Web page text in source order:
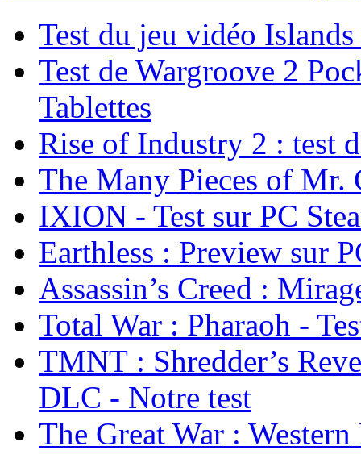
Test du jeu vidéo
Test de Wargroove 2
Tablettes
Rise of Industry 2 : test
The Many Pieces of Mr.
IXION - Test sur PC
Earthless : Preview sur
Assassin’s Creed :
Total War : Pharaoh -
TMNT : Shredder’s
DLC - Notre test
The Great War :